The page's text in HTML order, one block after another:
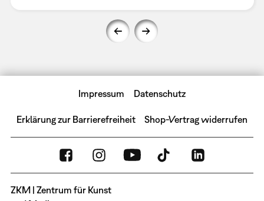
Impressum Datenschutz
Erklärung zur Barrierefreiheit Shop-Vertrag widerrufen
ZKM | Zentrum für Kunst